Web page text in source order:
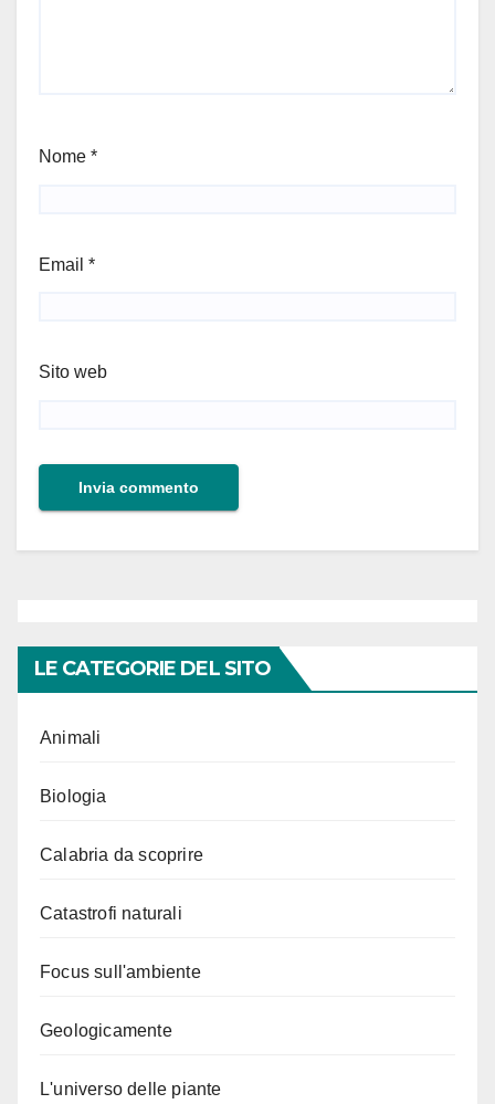
Nome *
Email *
Sito web
LE CATEGORIE DEL SITO
Animali
Biologia
Calabria da scoprire
Catastrofi naturali
Focus sull'ambiente
Geologicamente
L'universo delle piante